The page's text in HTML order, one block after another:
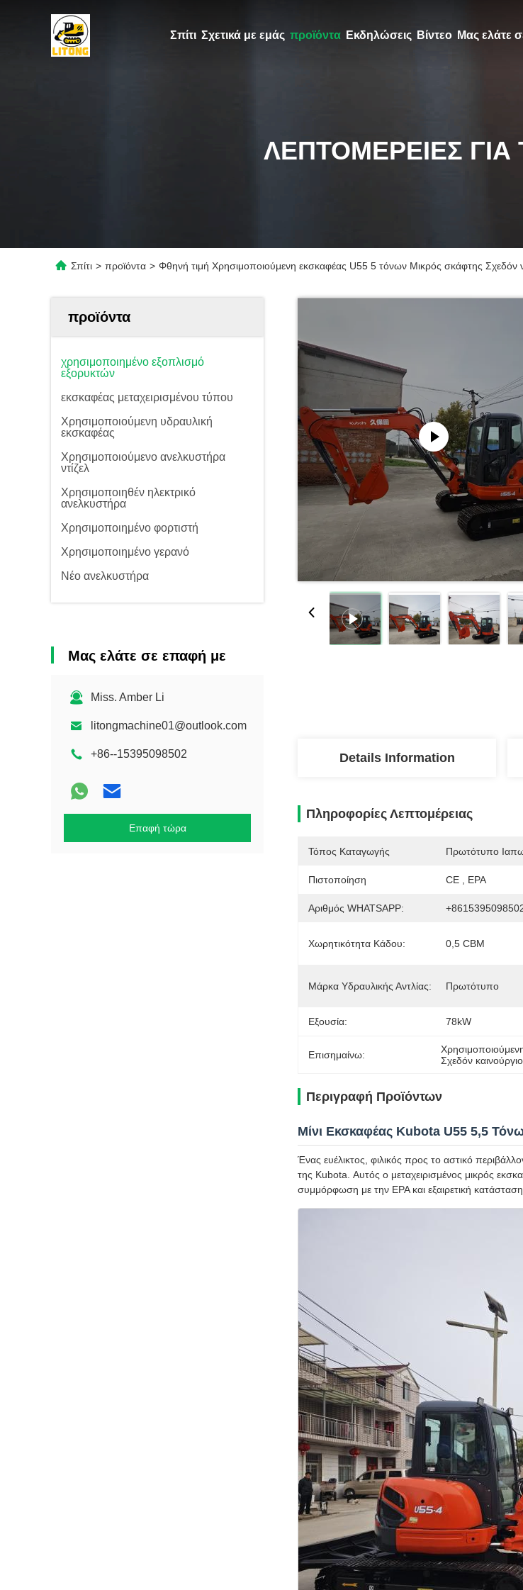
Σπίτι Σχετικά με εμάς προϊόντα Εκδηλώσεις Βίντεο Μας ελάτε
ΛΕΠΤΟΜΈΡΕΙΕΣ ΓΙΑ
Σπίτι > προϊόντα > Φθηνή τιμή Χρησιμοποιούμενη εκσκαφέας U55 5 τόνων Μικρός σκάφτης Σχεδόν
προϊόντα
χρησιμοποιημένο εξοπλισμό
εξορυκτών
εκσκαφέας μεταχειρισμένου τύπου
Χρησιμοποιούμενη υδραυλική
εκσκαφέας
Χρησιμοποιούμενο ανελκυστήρα
ντίζελ
Χρησιμοποιηθέν ηλεκτρικό
ανελκυστήρα
Χρησιμοποιημένο φορτιστή
Χρησιμοποιημένο γερανό
Νέο ανελκυστήρα
Μας ελάτε σε επαφή με
Miss. Amber Li
litongmachine01@outlook.com
+86--15395098502
Επαφή τώρα
Details Information
Πληροφορίες Λεπτομέρειας
Τόπος Καταγωγής Πρωτότυπο
Πιστοποίηση CE , EPA
Αριθμός WHATSAPP:
Χωρητικότητα Κάδου: 0,5 CBM
Μάρκα Υδραυλικής Αντλίας: Πρωτότυπο
Εξουσία: 78kW
Επισημαίνω:
Σχεδόν
Περιγραφή Προϊόντων
Μίνι Εκσκαφέας Kubota U55 5,5
Ένας ευέλικτος, φιλικός προς το αστικό
της Kubota. Αυτός ο μεταχειρισμένος μικρός
συμμόρφωση με την EPA και εξαιρετική κατάσταση.